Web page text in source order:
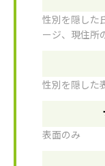
性別を隠した
ージ、現住所
性別を隠した
表面のみ